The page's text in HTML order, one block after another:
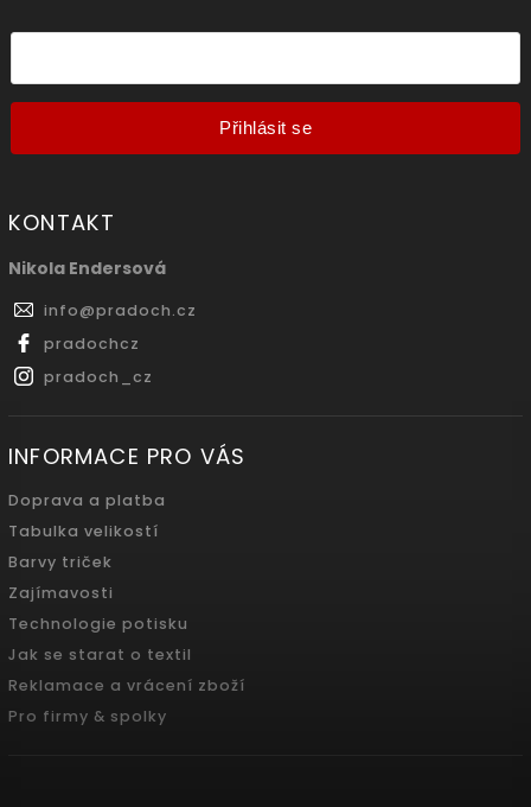
Přihlásit se
KONTAKT
Nikola Endersová
info@pradoch.cz
pradochcz
pradoch_cz
INFORMACE PRO VÁS
Doprava a platba
Tabulka velikostí
Barvy triček
Zajímavosti
Technologie potisku
Jak se starat o textil
Reklamace a vrácení zboží
Pro firmy & spolky